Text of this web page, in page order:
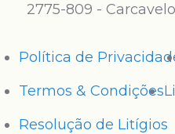
2775-809 -
Política de
Termos & Condições
Resolução de Litígios